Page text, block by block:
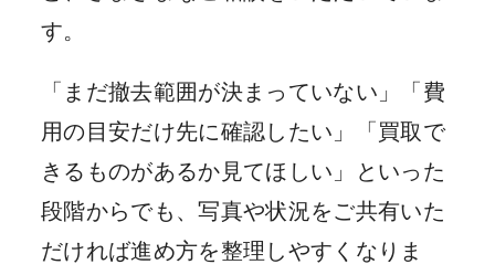
す。
「まだ撤去範囲が決まっていない」「費
用の目安だけ先に確認したい」「買取で
きるものがあるか見てほしい」といった
段階からでも、写真や状況をご共有いた
だければ進め方を整理しやすくなりま